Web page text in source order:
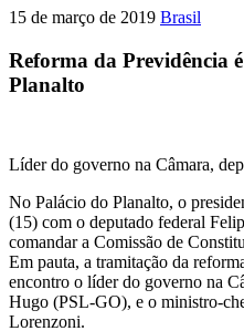
15 de março de 2019 Brasil
Reforma da Previdência
Planalto
Líder do governo na Câmara,
No Palácio do Planalto, o
(15) com o deputado federal
comandar a Comissão de
Em pauta, a tramitação da
encontro o líder do governo na
Hugo (PSL-GO), e o ministro-
Lorenzoni.